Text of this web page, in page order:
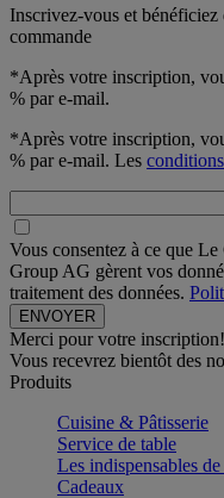
Inscrivez-vous et
commande
*Après votre inscription,
% par e-mail.
*Après votre inscription,
% par e-mail. Les
Vous consentez à ce que
Group AG gèrent vos
traitement des données.
Merci pour votre inscription!
Vous recevrez bientôt des
Produits
Cuisine & Pâtisserie
Service de table
Les indispensables
Cadeaux